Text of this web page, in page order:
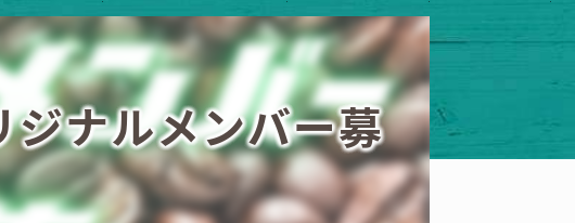
フーレセラピー
小顔
手もみ
ホワイトニング
ナルメンバー募